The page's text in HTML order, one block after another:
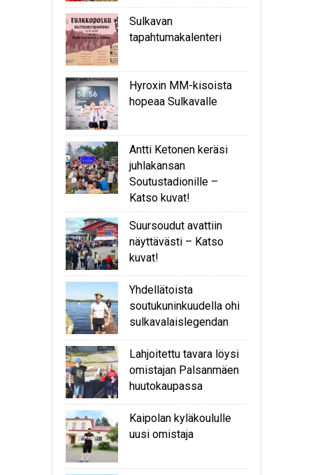
Sulkavan
tapahtumakalenteri
Hyroxin MM-kisoista
hopeaa Sulkavalle
Antti Ketonen keräsi
juhlakansan
Soutustadionille –
Katso kuvat!
Suursoudut avattiin
näyttävästi – Katso
kuvat!
Yhdellätoista
soutukuninkuudella ohi
sulkavalaislegendan
Lahjoitettu tavara löysi
omistajan Palsanmäen
huutokaupassa
Kaipolan kyläkoululle
uusi omistaja